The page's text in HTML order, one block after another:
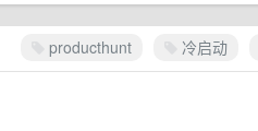
producthunt 冷启动